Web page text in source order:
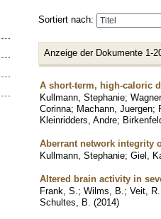
Sortiert nach:
Anzeige der Dokumente 1-
A short-term, high-caloric
Kullmann, Stephanie;
Corinna; Machann, Juergen;
Kleinridders, Andre;
Aberrant network integrity
Kullmann, Stephanie; Giel,
Altered brain activity in
Frank, S. ; Wilms, B. ; Veit, R.
Schultes, B. (2014)